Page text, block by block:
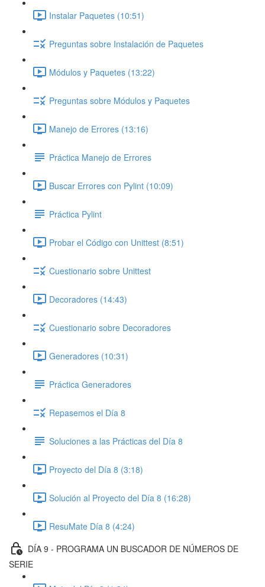
Instalar Paquetes (10:51)
Preguntas sobre Instalación de Paquetes
Módulos y Paquetes (13:22)
Preguntas sobre Módulos y Paquetes
Manejo de Errores (13:16)
Práctica Manejo de Errores
Buscar Errores con Pylint (10:09)
Práctica Pylint
Probar el Código con Unittest (8:51)
Cuestionario sobre Unittest
Decoradores (14:43)
Cuestionario sobre Decoradores
Generadores (10:31)
Práctica Generadores
Repasemos el Día 8
Soluciones a las Prácticas del Día 8
Proyecto del Día 8 (3:18)
Solución al Proyecto del Día 8 (16:28)
ResuMate Día 8 (4:24)
DÍA 9 - PROGRAMA UN BUSCADOR DE NÚMEROS DE
SERIE